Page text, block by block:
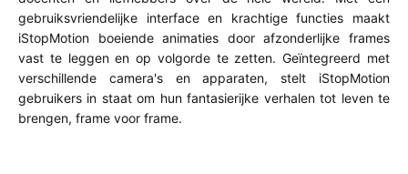
gebruiksvriendelijke interface en krachtige functies maakt
iStopMotion boeiende animaties door afzonderlijke frames
vast te leggen en op volgorde te zetten. Geïntegreerd met
verschillende camera's en apparaten, stelt iStopMotion
gebruikers in staat om hun fantasierijke verhalen tot leven te
brengen, frame voor frame.